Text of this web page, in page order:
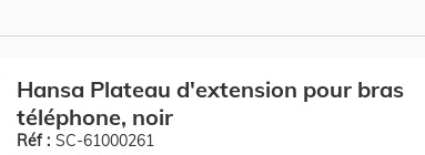
Hansa Plateau d'extension pour bras
téléphone, noir
Réf : SC-61000261